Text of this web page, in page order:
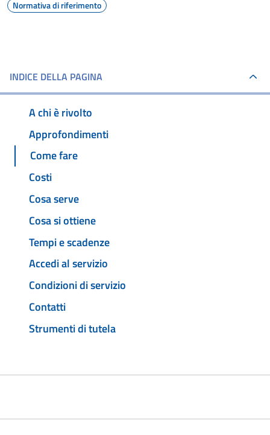
Normativa di riferimento
INDICE DELLA PAGINA
A chi è rivolto
Approfondimenti
Come fare
Costi
Cosa serve
Cosa si ottiene
Tempi e scadenze
Accedi al servizio
Condizioni di servizio
Contatti
Strumenti di tutela